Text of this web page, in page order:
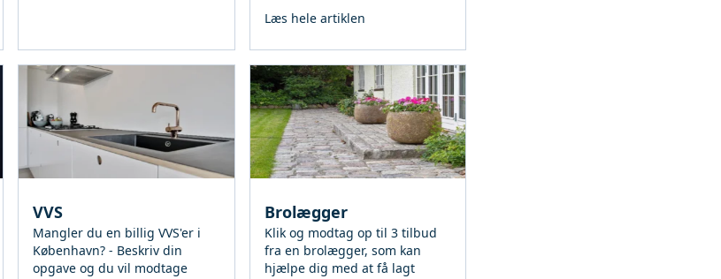
Læs hele artiklen
VVS
Mangler du en billig VVS'er i
København? - Beskriv din
opgave og du vil modtage
Brolægger
Klik og modtag op til 3 tilbud
fra en brolægger, som kan
hjælpe dig med at få lagt